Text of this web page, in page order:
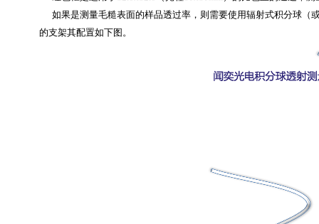
如果是测量毛糙表面的样品透过率，则需要使用辐射式积分球（
的支架其配置如下图。